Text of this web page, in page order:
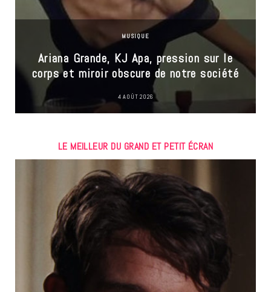
MUSIQUE
Ariana Grande, KJ Apa, pression sur le
corps et miroir obscure de notre société
4 AOÛT 2026
LE MEILLEUR DU GRAND ET PETIT ÉCRAN